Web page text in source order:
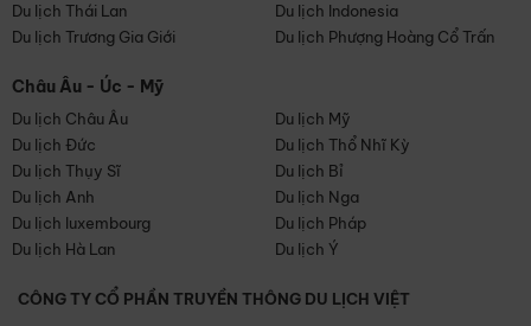
Du lịch Thái Lan
Du lịch Indonesia
Du lịch Trương Gia Giới
Du lịch Phượng Hoàng Cổ Trấn
Châu Âu - Úc - Mỹ
Du lịch Châu Âu
Du lịch Mỹ
Du lịch Đức
Du lịch Thổ Nhĩ Kỳ
Du lịch Thụy Sĩ
Du lịch Bỉ
Du lịch Anh
Du lịch Nga
Du lịch luxembourg
Du lịch Pháp
Du lịch Hà Lan
Du lịch Ý
CÔNG TY CỔ PHẦN TRUYỀN THÔNG DU LỊCH VIỆT